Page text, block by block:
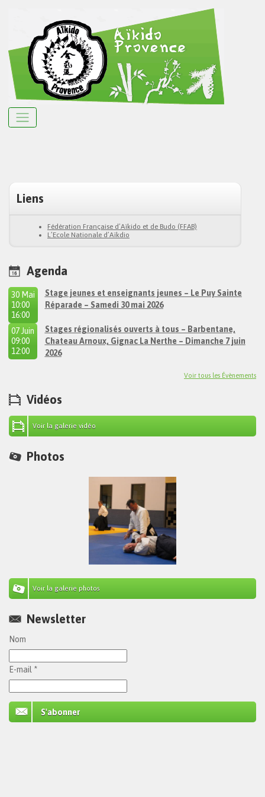
Liens
Fédération Française d’Aïkido et de Budo (FFAB)
L’Ecole Nationale d’Aïkdio
Agenda
Stage jeunes et enseignants jeunes – Le Puy Sainte
Réparade – Samedi 30 mai 2026
30 Mai
10:00
à
16:00
Stages régionalisés ouverts à tous – Barbentane,
Chateau Arnoux, Gignac La Nerthe – Dimanche 7 juin
2026
07 Juin
09:00
à
12:00
Voir tous les Évènements
Vidéos
Voir la galerie vidéo
Photos
Voir la galerie photos
Newsletter
Nom
E-mail *